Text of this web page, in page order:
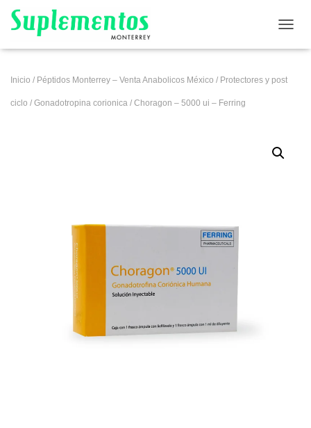
Inicio / Péptidos Monterrey – Venta Anabolicos México / Protectores y post
ciclo / Gonadotropina corionica / Choragon – 5000 ui – Ferring